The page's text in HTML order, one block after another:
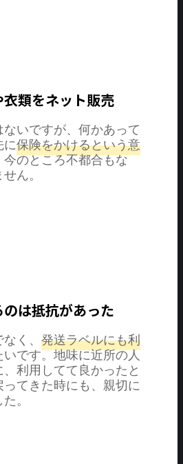
類をネット販売
いですが、何かあって
保険をかけるという意
のところ不都合もな
ん。
は抵抗があった
く、 発送ラベルにも利
です。地味に近所の人
利用してて良かったと
てきた時にも、親切に
。